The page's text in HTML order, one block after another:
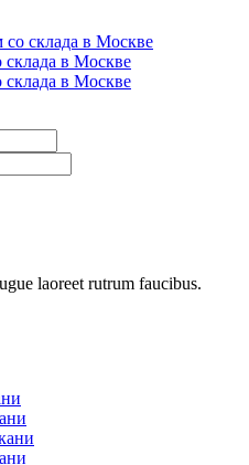
laoreet rutrum faucibus.